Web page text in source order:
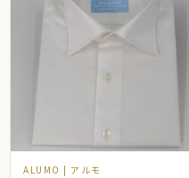
ALUMO | アルモ